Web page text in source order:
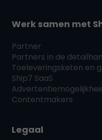
Werk samen met
Partner
Partners in de
Toeleveringsketen en
Ship7 SaaS
Contentmakers
Legaal